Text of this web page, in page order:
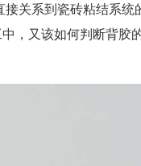
关系到瓷砖粘结系统
，又该如何判断背胶